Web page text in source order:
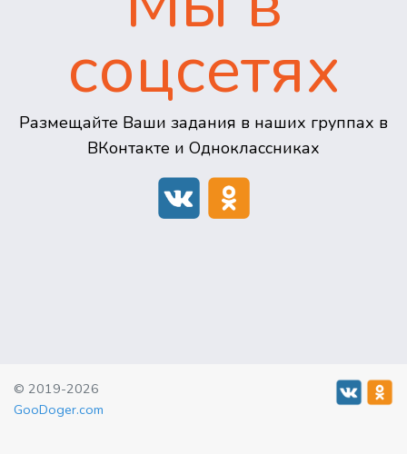
соцсетях
Размещайте Ваши задания в наших группах в
ВКонтакте и Одноклассниках
© 2019-2026
GooDoger.com